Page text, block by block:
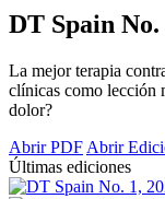
DT Spain No.
La mejor terapia
clínicas como lección
dolor?
Abrir PDF Abrir
Últimas ediciones